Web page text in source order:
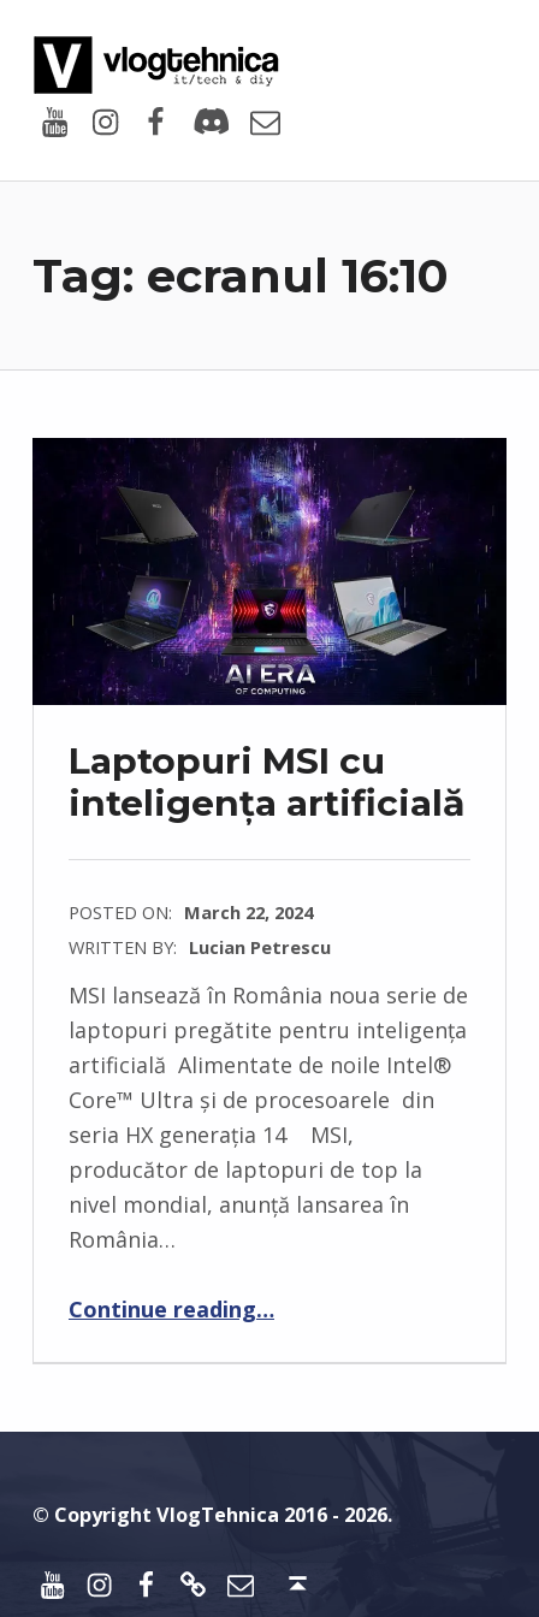
YoutubeInstagram
Facebook
DiscordEmail
Tag: ecranul 16:10
Laptopuri MSI cu
inteligența artificială
POSTED ON: March 22, 2024
WRITTEN BY: Lucian Petrescu
C
O
M
S
0
MSI lansează în România noua serie de
laptopuri pregătite pentru inteligența
artificială Alimentate de noile Intel®
Core™ Ultra și de procesoarele din
seria HX generația 14 MSI,
producător de laptopuri de top la
nivel mondial, anunță lansarea în
România…
Continue reading…
© Copyright VlogTehnica 2016 - 2026.
YoutubeInstagram
Facebook
Discord